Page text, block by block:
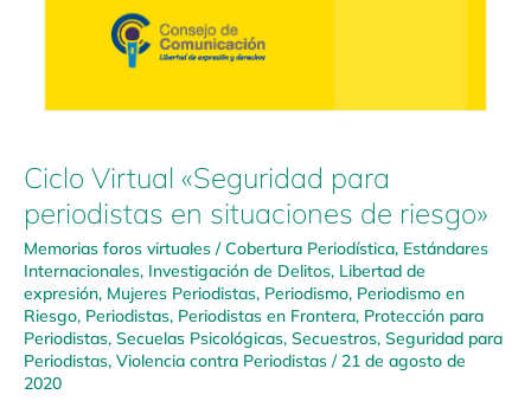
Ciclo Virtual «Seguridad para
periodistas en situaciones de riesgo»
Memorias foros virtuales /Cobertura Periodística, Estándares
Internacionales, Investigación de Delitos, Libertad de
expresión, Mujeres Periodistas, Periodismo, Periodismo en
Riesgo, Periodistas, Periodistas en Frontera, Protección para
Periodistas, Secuelas Psicológicas, Secuestros, Seguridad para
Periodistas, Violencia contra Periodistas / 21 de agosto de
2020